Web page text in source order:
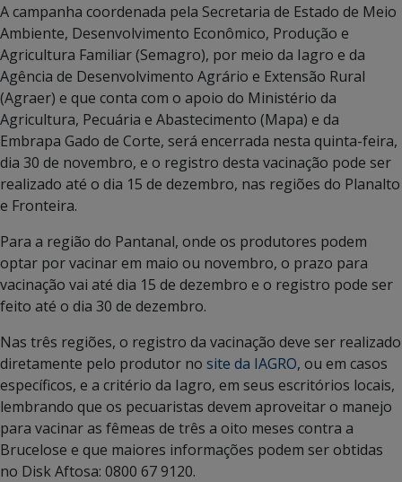
A campanha coordenada pela Secretaria de Estado de Meio
Ambiente, Desenvolvimento Econômico, Produção e
Agricultura Familiar (Semagro), por meio da Iagro e da
Agência de Desenvolvimento Agrário e Extensão Rural
(Agraer) e que conta com o apoio do Ministério da
Agricultura, Pecuária e Abastecimento (Mapa) e da
Embrapa Gado de Corte, será encerrada nesta quinta-feira,
dia 30 de novembro, e o registro desta vacinação pode ser
realizado até o dia 15 de dezembro, nas regiões do Planalto
e Fronteira.
Para a região do Pantanal, onde os produtores podem
optar por vacinar em maio ou novembro, o prazo para
vacinação vai até dia 15 de dezembro e o registro pode ser
feito até o dia 30 de dezembro.
Nas três regiões, o registro da vacinação deve ser realizado
diretamente pelo produtor no site da IAGRO, ou em casos
específicos, e a critério da Iagro, em seus escritórios locais,
lembrando que os pecuaristas devem aproveitar o manejo
para vacinar as fêmeas de três a oito meses contra a
Brucelose e que maiores informações podem ser obtidas
no Disk Aftosa: 0800 67 9120.